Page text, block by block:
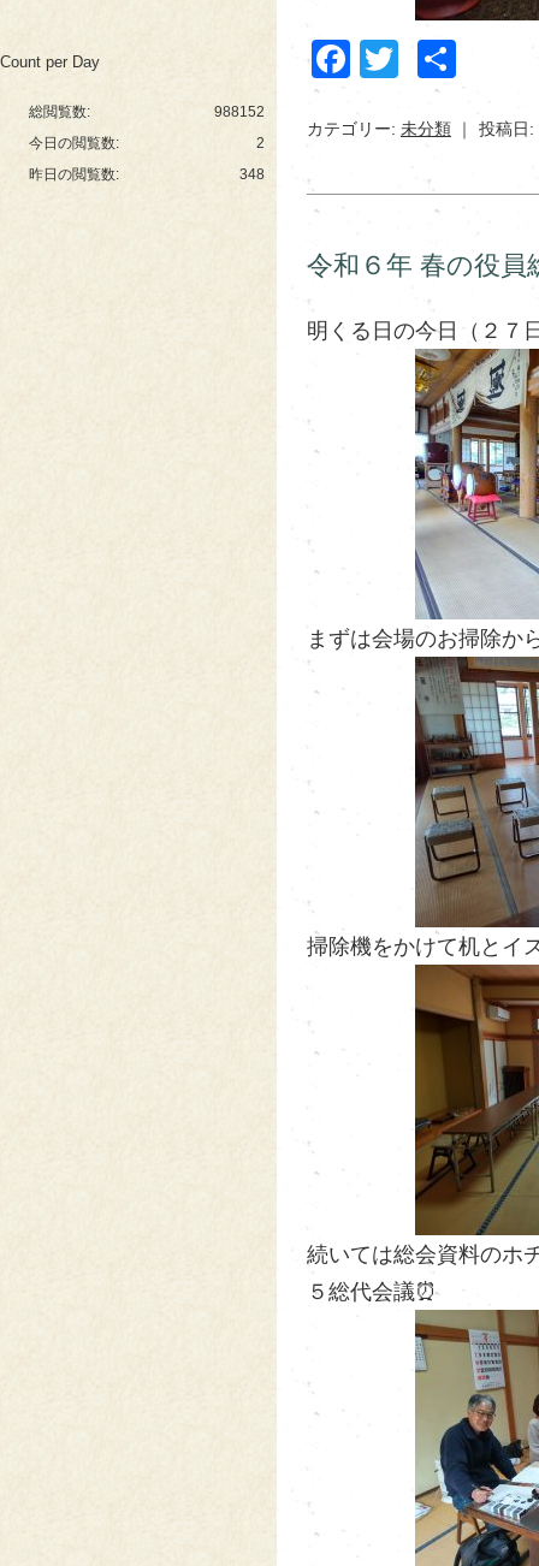
Count per Day
988152
総閲覧数:
2
今日の閲覧数:
348
昨日の閲覧数:
Facebook
Twitter
有
カテゴリー: 未分類 投稿日
令和６年 春の役員
明くる日の今日（２７
まずは会場のお掃除か
掃除機をかけて机とイ
続いては総会資料のホ
５総代会議⏰